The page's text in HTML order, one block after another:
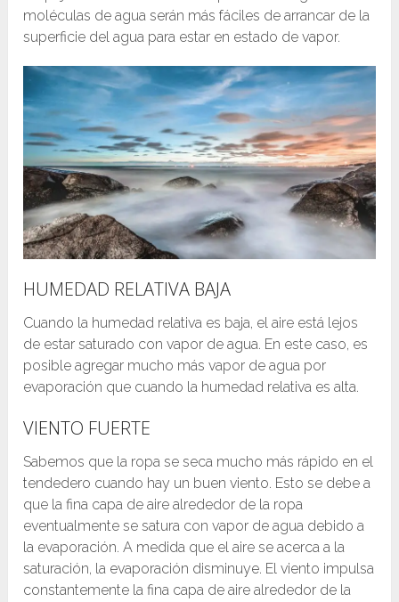
moléculas de agua serán más fáciles de arrancar de la
superficie del agua para estar en estado de vapor.
HUMEDAD RELATIVA BAJA
Cuando la humedad relativa es baja, el aire está lejos
de estar saturado con vapor de agua. En este caso, es
posible agregar mucho más vapor de agua por
evaporación que cuando la humedad relativa es alta.
VIENTO FUERTE
Sabemos que la ropa se seca mucho más rápido en el
tendedero cuando hay un buen viento. Esto se debe a
que la fina capa de aire alrededor de la ropa
eventualmente se satura con vapor de agua debido a
la evaporación. A medida que el aire se acerca a la
saturación, la evaporación disminuye. El viento impulsa
constantemente la fina capa de aire alrededor de la